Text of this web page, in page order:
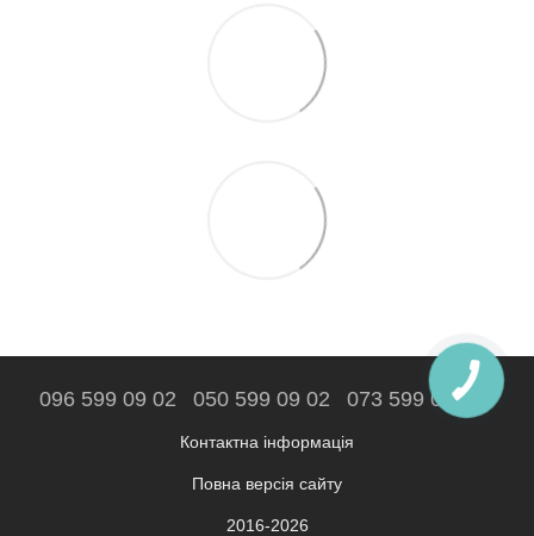
096 599 09 02 050 599 09 02 073 599 09 02
Контактна інформація
Повна версія сайту
2016-2026